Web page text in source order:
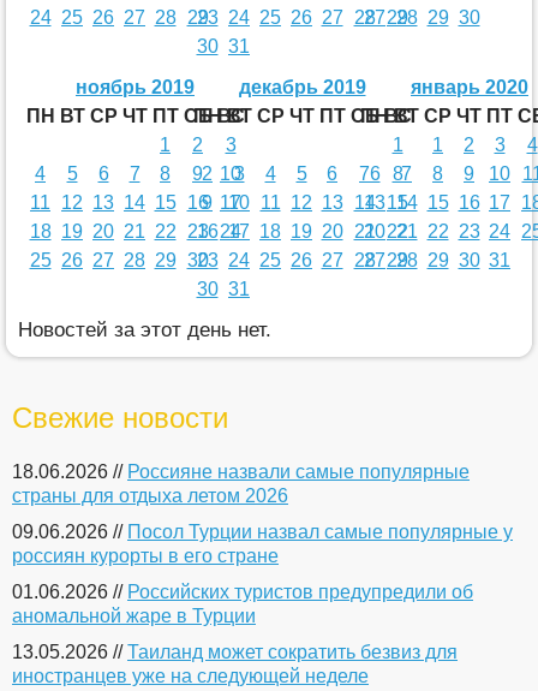
24 25 26 27 28 2923 24 25 26 27 28
29
30 31
27 28 29 30
ноябрь 2019
ПН ВТ СР ЧТ ПТ СБ ВС
1
2
3
4
5 6 7 8 9
10
11
12 13 14 15 16
17
18 19 20 21 22 23
24
25 26 27 28 29 30
декабрь 2019
ПН ВТ СР ЧТ ПТ СБ ВС
1
2
3 4 5 6 7
8
9
10 11 12 13 14
15
16 17 18 19 20 21
22
23 24 25 26 27 28
29
30 31
январь 2020
ПН ВТ СР ЧТ ПТ
1
2 3
4
6
7 8 9 10
13 14 15 16 17
20 21 22 23 24
27 28 29 30 31
Новостей за этот день нет.
Свежие новости
18.06.2026 // Россияне назвали самые популярные
страны для отдыха летом 2026
09.06.2026 // Посол Турции назвал самые популярные у
россиян курорты в его стране
01.06.2026 // Российских туристов предупредили об
аномальной жаре в Турции
13.05.2026 //Таиланд может сократить безвиз для
иностранцев уже на следующей неделе